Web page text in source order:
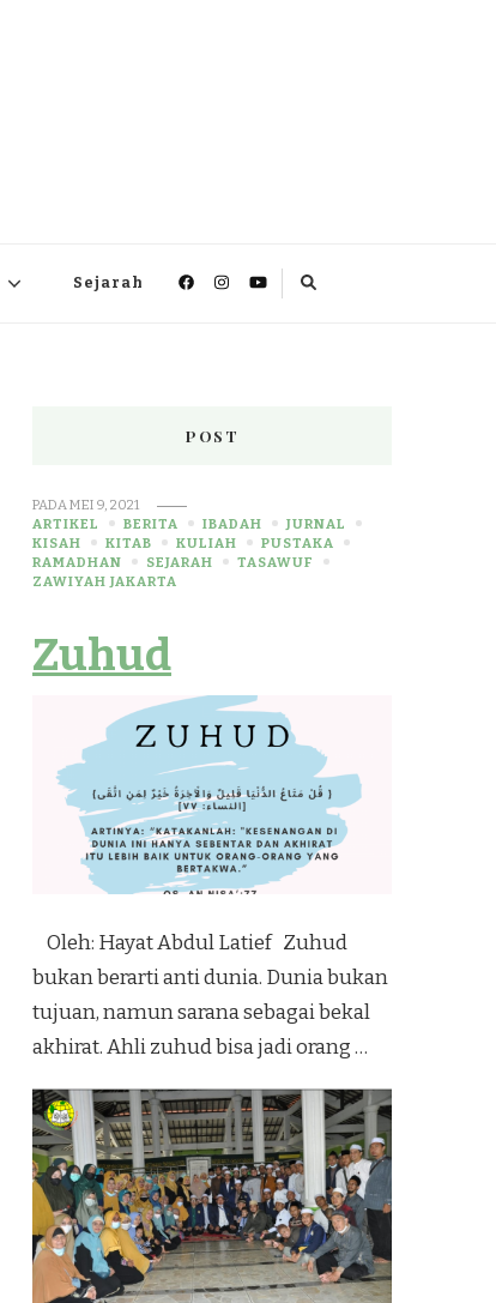
Sejarah
POST
PADAMEI 9, 2021
ARTIKEL
BERITA IBADAH
JURNAL
KISAH
KITAB KULIAH
PUSTAKA
RAMADHAN
SEJARAH
TASAWUF
ZAWIYAH JAKARTA
Zuhud
Oleh: Hayat Abdul Latief Zuhud
bukan berarti anti dunia. Dunia bukan
tujuan, namun sarana sebagai bekal
akhirat. Ahli zuhud bisa jadi orang …